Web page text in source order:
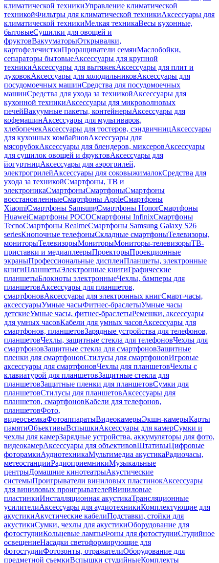
климатической техникиУправление климатической
техникойФильтры для климатической техникиАксессуары для
климатической техникиМелкая техникаВесы кухонные,
бытовыеСушилки для овощей и
фруктовВакууматорыОткрывалки,
картофелечисткиПроращиватели семянМаслобойки,
сепараторы бытовыеАксессуары для крупной
техникиАксессуары для вытяжекАксессуары для плит и
духовокАксессуары для холодильниковАксессуары для
посудомоечных машинСредства для посудомоечных
машинСредства для ухода за техникойАксессуары для
кухонной техникиАксессуары для микроволновых
печейВакуумные пакеты, контейнерыАксессуары для
кофемашинАксессуары для мультиварок,
хлебопечекАксессуары для тостеров, сэндвичницАксессуары
для кухонных комбайновАксессуары для
мясорубокАксессуары для блендеров, миксеровАксессуары
для сушилок овощей и фруктовАксессуары для
йогуртницАксессуары для аэрогрилей,
электрогрилейАксессуары для соковыжималокСредства для
ухода за техникойСмартфоны, ТВ и
электроникаСмартфоныСмартфоныСмартфоны
восстановленныеСмартфоны AppleСмартфоны
XiaomiСмартфоны SamsungСмартфоны HonorСмартфоны
HuaweiСмартфоны POCOСмартфоны InfinixСмартфоны
TecnoСмартфоны RealmeСмартфоны Samsung Galaxy S26
seriesКнопочные телефоныСкладные смартфоныТелевизоры,
мониторыТелевизорыМониторыМониторы-телевизорыТВ-
приставки и медиаплеерыПроекторыПроекционные
экраныПрофессиональные дисплеиПланшеты, электронные
книгиПланшетыЭлектронные книгиГрафические
планшетыБлокноты электронныеЧехлы, бамперы для
планшетовАксессуары для планшетов,
смартфоновАксессуары для электронных книгСмарт-часы,
аксессуарыУмные часыФитнес-браслетыУмные часы
детскиеУмные часы, фитнес-браслетыРемешки, аксессуары
для умных часовКабели для умных часовАксессуары для
смартфонов, планшетовЗарядные устройства для телефонов,
планшетовЧехлы, защитные стекла для телефоновЧехлы для
смартфоновЗащитные стекла для смартфоновЗащитные
пленки для смартфоновСтилусы для смартфоновИгровые
аксессуары для смартфоновЧехлы для планшетовЧехлы с
клавиатурой для планшетовЗащитные стекла для
планшетовЗащитные пленки для планшетовСумки для
планшетовСтилусы для планшетовАксессуары для
планшетов, смартфоновКабели для телефонов,
планшетовФото,
видеосъемкаФотоаппаратыВидеокамерыЭкшн-камерыКарты
памятиОбъективыВспышкиАксессуары для камерСумки и
чехлы для камерЗарядные устройства, аккумуляторы для фото,
видеокамерАксессуары для объективовШтативыЦифровые
фоторамкиАудиотехникаМультимедиа акустикаРадиочасы,
метеостанцииРадиоприемникиМузыкальные
центрыДомашние кинотеатрыАкустические
системыПроигрыватели виниловых пластинокАксессуары
для виниловых проигрывателейВиниловые
пластинкиИнсталляционная акустикаТрансляционные
усилителиАксессуары для аудиотехникиКомплектующие для
акустикиАкустические кабелиПодставки, стойки для
акустикиСумки, чехлы для акустикиОборудование для
фотостудииКольцевые лампыФоны для фотостудииСтудийное
освещениеНасадки светоформирующие для
фотостудииФотозонты, отражателиОборудование для
предметной съемкиВспышки студийныеКомплекты